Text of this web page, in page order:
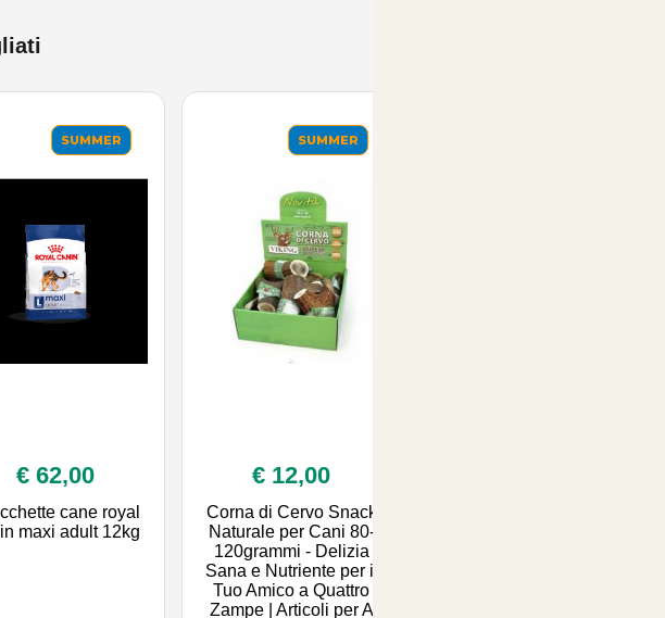
SUMMER
€ 62,00
cane royal
maxi adult 12kg
SUMMER
€ 12,00
Corna di Cervo Snack
Naturale per Cani 80-
120grammi - Delizia
Sana e Nutriente per il
Tuo Amico a Quattro
Zampe | Articoli per A